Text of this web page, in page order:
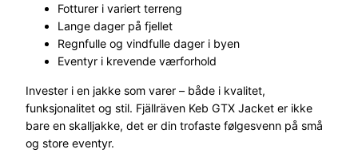
Fotturer i variert terreng
Lange dager på fjellet
Regnfulle og vindfulle dager i byen
Eventyr i krevende værforhold
Invester i en jakke som varer – både i kvalitet,
funksjonalitet og stil. Fjällräven Keb GTX Jacket er ikke
bare en skalljakke, det er din trofaste følgesvenn på små
og store eventyr.